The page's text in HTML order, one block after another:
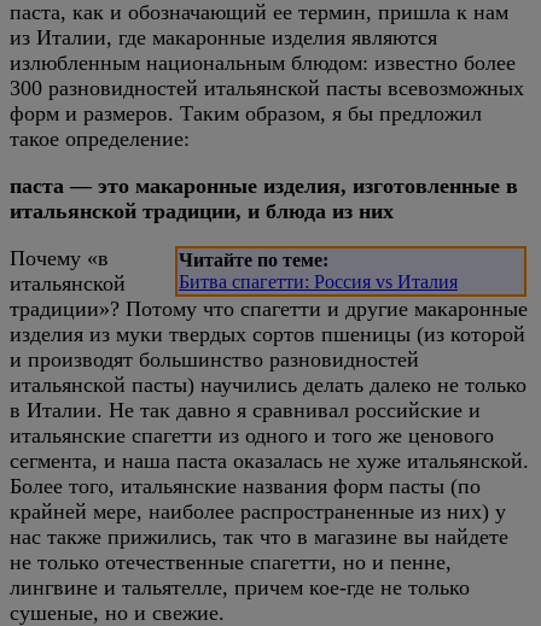
паста, как и обозначающий ее термин, пришла к нам
из Италии, где макаронные изделия являются
излюбленным национальным блюдом: известно более
300 разновидностей итальянской пасты всевозможных
форм и размеров. Таким образом, я бы предложил
такое определение:
паста — это макаронные изделия, изготовленные в
итальянской традиции, и блюда из них
Читайте по теме:
Битва спагетти: Россия vs Италия
Почему «в
итальянской
традиции»? Потому что спагетти и другие макаронные
изделия из муки твердых сортов пшеницы (из которой
и производят большинство разновидностей
итальянской пасты) научились делать далеко не только
в Италии. Не так давно я сравнивал российские и
итальянские спагетти из одного и того же ценового
сегмента, и наша паста оказалась не хуже итальянской.
Более того, итальянские названия форм пасты (по
крайней мере, наиболее распространенные из них) у
нас также прижились, так что в магазине вы найдете
не только отечественные спагетти, но и пенне,
лингвине и тальятелле, причем кое-где не только
сушеные, но и свежие.